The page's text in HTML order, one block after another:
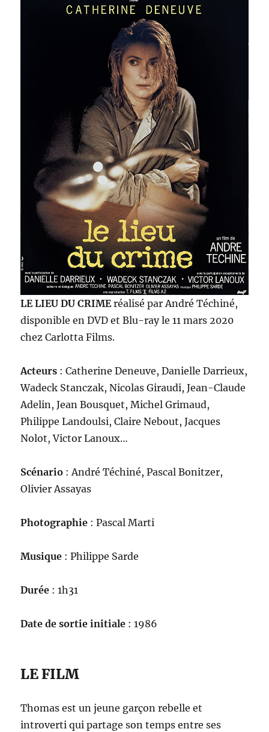
LE LIEU DU CRIMEréalisé par André Téchiné,
disponible en DVD et Blu-ray le 11 mars 2020
chez Carlotta Films.
Acteurs : Catherine Deneuve, Danielle Darrieux,
Wadeck Stanczak, Nicolas Giraudi, Jean-Claude
Adelin, Jean Bousquet, Michel Grimaud,
Philippe Landoulsi, Claire Nebout, Jacques
Nolot, Victor Lanoux…
Scénario : André Téchiné, Pascal Bonitzer,
Olivier Assayas
Photographie : Pascal Marti
Musique : Philippe Sarde
Durée : 1h31
Date de sortie initiale : 1986
LE FILM
Thomas est un jeune garçon rebelle et
introverti qui partage son temps entre ses